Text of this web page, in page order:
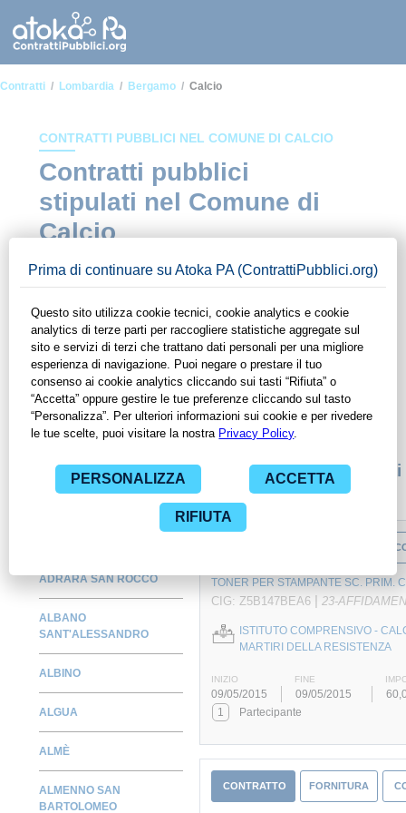
Contratti Lombardia Bergamo Calcio
CONTRATTI PUBBLICI NEL COMUNE DI CALCIO
Contratti pubblici
stipulati nel Comune di
Calcio
ad alcuni dei contratti presenti nella piattaforma stipulati
ContrattiPubblici.org potrai monitorare la scadenza dei
contratti pubblici di tuo interesse e programmare la tua attività
commerciale con le Pubbliche Amministrazioni con largo
anticipo. Il servizio di ContrattiPubblici.org offre agli utenti 7
giorni di prova gratuiti per avere l'opportunità di conoscere e
consultare tutti i dati inerenti ai contratti stipulati da una
specifica PA, compresi gli affidamenti diretti.
Monitora alcuni
ADRARA SAN ROCCO
ALBANO
SANT'ALESSANDRO
ALBINO
ALGUA
ALMÈ
ALMENNO SAN
BARTOLOMEO
TONER PER STAMPANTE SC. PRIM.
CIG: Z5B147BEA6 | 23-
ISTITUTO COMPRENSIVO -
MARTIRI DELLA RESISTENZA
INIZIO FINE
09/05/2015 09/05/2015
1
Partecipante
CONTRATTO FORNITURA